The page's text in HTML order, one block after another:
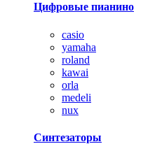
Цифровые пианино
casio
yamaha
roland
kawai
orla
medeli
nux
Синтезаторы